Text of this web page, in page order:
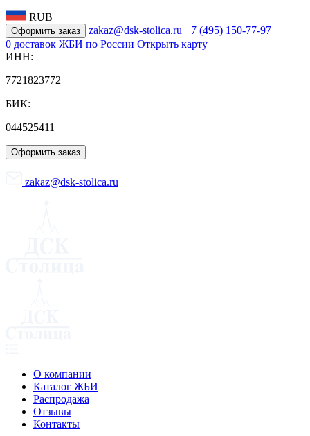
RUB
Оформить заказ zakaz@dsk-stolica.ru +7 (495) 150-77-97
0 доставок ЖБИ по России Открыть карту
ИНН:
7721823772
БИК:
044525411
Оформить заказ
zakaz@dsk-stolica.ru
О компании
Каталог ЖБИ
Распродажа
Отзывы
Контакты